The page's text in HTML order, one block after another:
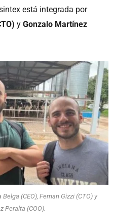
está integrada por
y Gonzalo Martínez
(CEO), Fernan Gizzi (CTO) y
Peralta (COO).